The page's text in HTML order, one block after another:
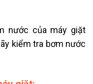
nước của máy giặt
kiểm tra bơm nước